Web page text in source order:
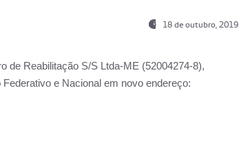
18 de outubro, 2019
de Reabilitação S/S Ltda-ME (52004274-8),
e Nacional em novo endereço: